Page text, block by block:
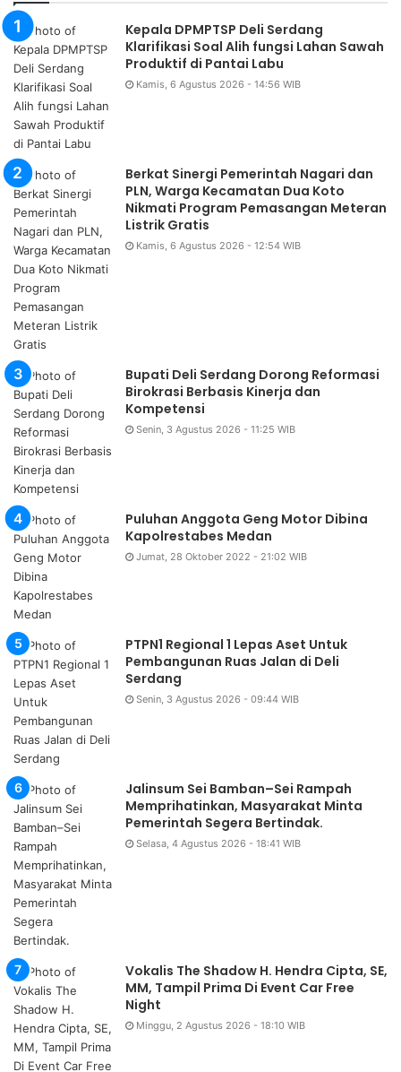
Kepala DPMPTSP Deli Serdang
Klarifikasi Soal Alih fungsi Lahan Sawah
Produktif di Pantai Labu
Kamis, 6 Agustus 2026 - 14:56 WIB
Berkat Sinergi Pemerintah Nagari dan
PLN, Warga Kecamatan Dua Koto
Nikmati Program Pemasangan Meteran
Listrik Gratis
Kamis, 6 Agustus 2026 - 12:54 WIB
Bupati Deli Serdang Dorong Reformasi
Birokrasi Berbasis Kinerja dan
Kompetensi
Senin, 3 Agustus 2026 - 11:25 WIB
Puluhan Anggota Geng Motor Dibina
Kapolrestabes Medan
Jumat, 28 Oktober 2022 - 21:02 WIB
PTPN1 Regional 1 Lepas Aset Untuk
Pembangunan Ruas Jalan di Deli
Serdang
Senin, 3 Agustus 2026 - 09:44 WIB
Jalinsum Sei Bamban–Sei Rampah
Memprihatinkan, Masyarakat Minta
Pemerintah Segera Bertindak.
Selasa, 4 Agustus 2026 - 18:41 WIB
Vokalis The Shadow H. Hendra Cipta, SE,
MM, Tampil Prima Di Event Car Free
Night
Minggu, 2 Agustus 2026 - 18:10 WIB